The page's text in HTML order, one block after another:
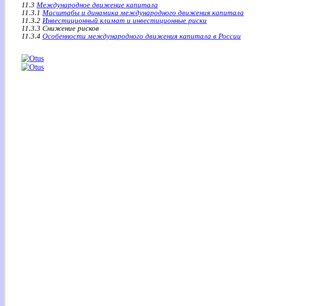
11.3 Международное движение капитала
11.3.1 Масштабы и динамика международного движения капитала
11.3.2 Инвестиционный климат и инвестиционные риски
11.3.3 Снижение рисков
11.3.4 Особенности международного движения капитала в России